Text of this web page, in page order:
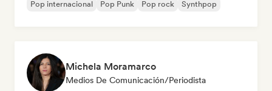
Pop internacional
Pop Punk Pop rock Synthpop
Michela Moramarco
Medios De Comunicación/Periodista